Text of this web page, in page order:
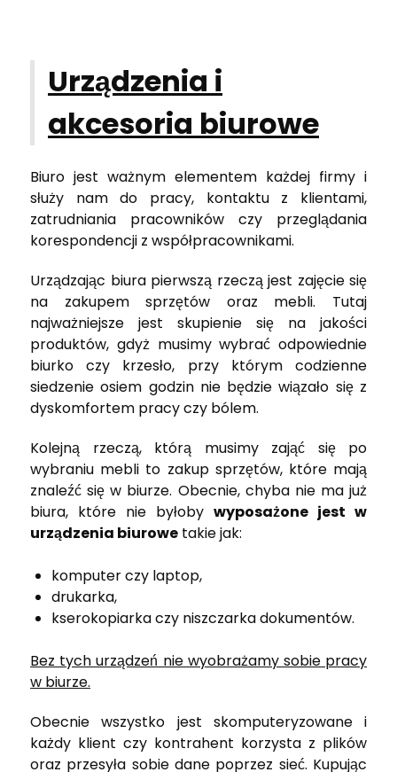
Urządzenia i
akcesoria biurowe
Biuro jest ważnym elementem każdej firmy i
służy nam do pracy, kontaktu z klientami,
zatrudniania pracowników czy przeglądania
korespondencji z współpracownikami.
Urządzając biura pierwszą rzeczą jest zajęcie się
na zakupem sprzętów oraz mebli. Tutaj
najważniejsze jest skupienie się na jakości
produktów, gdyż musimy wybrać odpowiednie
biurko czy krzesło, przy którym codzienne
siedzenie osiem godzin nie będzie wiązało się z
dyskomfortem pracy czy bólem.
Kolejną rzeczą, którą musimy zająć się po
wybraniu mebli to zakup sprzętów, które mają
znaleźć się w biurze. Obecnie, chyba nie ma już
biura, które nie byłoby wyposażone jest w
urządzenia biurowe takie jak:
komputer czy laptop,
drukarka,
kserokopiarka czy niszczarka dokumentów.
Bez tych urządzeń nie wyobrażamy sobie pracy
w biurze.
Obecnie wszystko jest skomputeryzowane i
każdy klient czy kontrahent korzysta z plików
oraz przesyła sobie dane poprzez sieć. Kupując